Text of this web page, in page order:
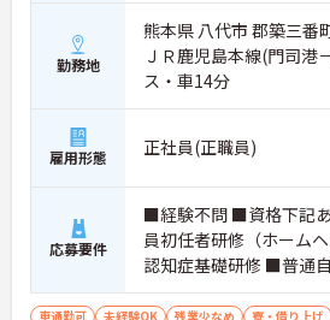
勤務地
熊本県 八代市 郡築三番
ＪＲ鹿児島本線(門司港
ス・車14分
雇用形態 正社員(正職員)
応募要件
■経験不問 ■資格下記
員初任者研修（ホーム
認知症基礎研修 ■普通
車通勤可 未経験OK 残業少なめ 寮・借り上げ